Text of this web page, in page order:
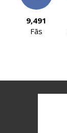
9,491
Fãs